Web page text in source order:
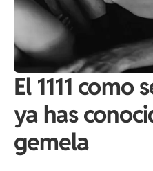
El 1111 como
ya has
gemela